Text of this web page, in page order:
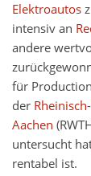
Elektroautos
intensiv an
andere
für
der
Aachen
untersucht
rentabel ist.